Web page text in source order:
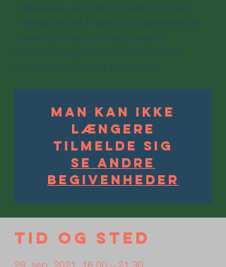
- fællesskab på tværs af aldersgrupper
- skræddersyet til den travle børnefamilie
- nemt at invitere din nabo med til
SuperOnsdag er 16-21.30: café miljø,
forskellige miljøer og aftensmad
Man kan ikke
længere
tilmelde sig
Se andre
begivenheder
Tid og sted